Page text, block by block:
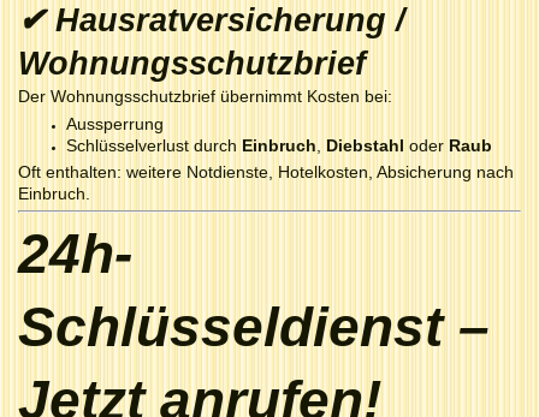
✔ Hausratversicherung /
Wohnungsschutzbrief
Der Wohnungsschutzbrief übernimmt Kosten bei:
Aussperrung
Schlüsselverlust durch Einbruch Diebstahl oder Raub
Oft enthalten: weitere Notdienste, Hotelkosten, Absicherung nach
Einbruch.
24h-
Schlüsseldienst –
Jetzt anrufen!